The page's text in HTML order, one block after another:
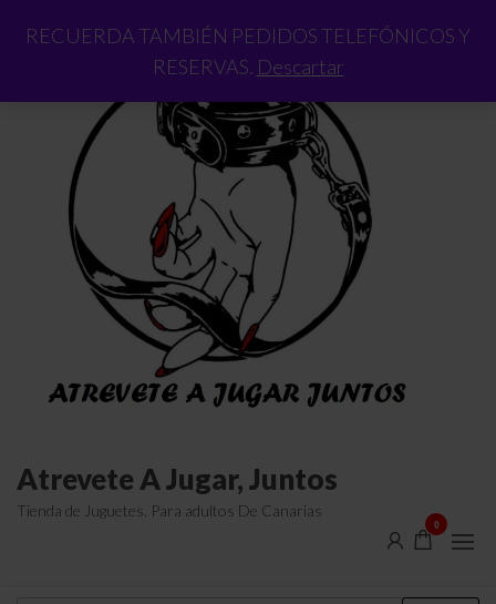
RECUERDA TAMBIÉN PEDIDOS TELEFÓNICOS Y
RESERVAS. Descartar
Atrevete A Jugar, Juntos
Tienda de Juguetes. Para adultos De Canarias
0